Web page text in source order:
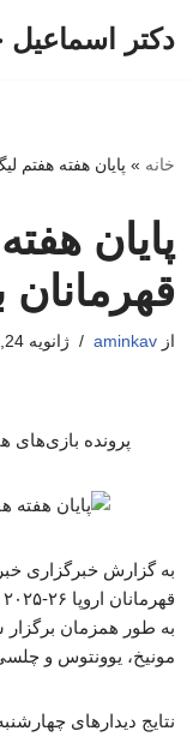
دکتر اسماعیل
خانه » پایان هفته هفتم
پایان
قهرمانان
از aminkav ژانویه 24, 2026
پرونده بازی‌های
به گزارش خبرگزاری
به طور همزمان برگزار
مونیخ، یوونتوس و
نتایج دیدارهای